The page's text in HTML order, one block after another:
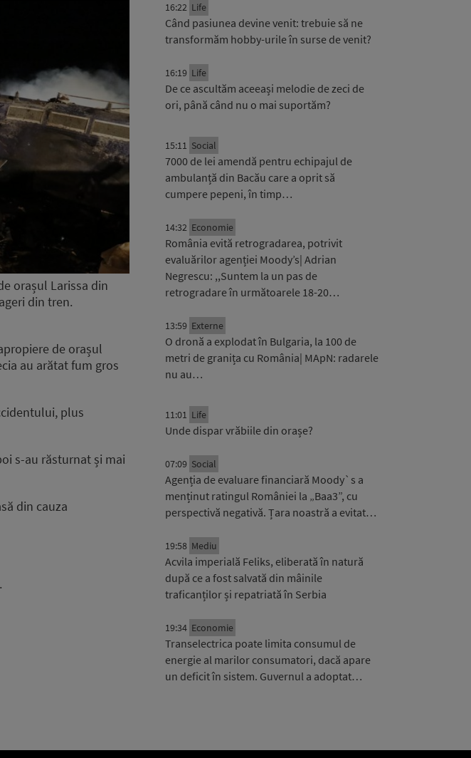
orașul Larissa din
din tren.
de orașul
au arătat fum gros
plus
s-au răsturnat și mai
din cauza
16:22 Life
Când pasiunea devine venit: trebuie să ne
transformăm hobby-urile în surse de venit?
16:19 Life
De ce ascultăm aceeași melodie de zeci de
ori, până când nu o mai suportăm?
15:11 Social
7000 de lei amendă pentru echipajul de
ambulanță din Bacău care a oprit să
cumpere pepeni, în timp…
14:32 Economie
România evită retrogradarea, potrivit
evaluărilor agenției Moody’s| Adrian
Negrescu: ,,Suntem la un pas de
retrogradare în următoarele 18-20…
13:59 Externe
O dronă a explodat în Bulgaria, la 100 de
metri de granița cu România| MApN: radarele
nu au…
11:01 Life
Unde dispar vrăbiile din orașe?
07:09 Social
Agenția de evaluare financiară Moody`s a
menținut ratingul României la „Baa3”, cu
perspectivă negativă. Țara noastră a evitat…
19:58 Mediu
Acvila imperială Feliks, eliberată în natură
după ce a fost salvată din mâinile
traficanților și repatriată în Serbia
19:34 Economie
Transelectrica poate limita consumul de
energie al marilor consumatori, dacă apare
un deficit în sistem. Guvernul a adoptat…